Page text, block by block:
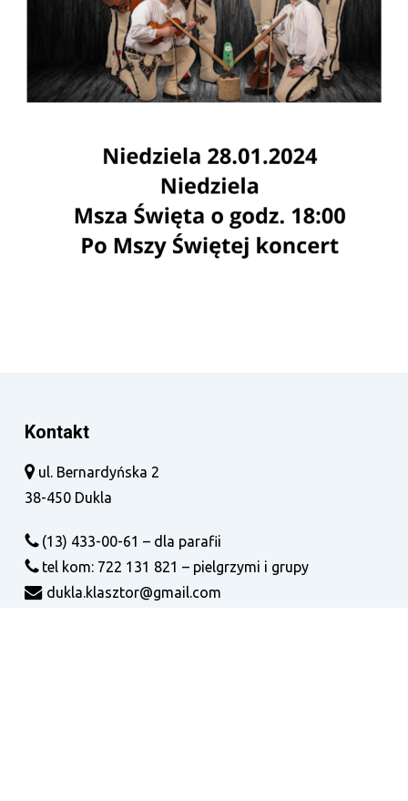
Kontakt
ul. Bernardyńska 2
38-450 Dukla
(13) 433-00-61 – dla parafii
tel kom: 722 131 821 – pielgrzymi i grupy
dukla.klasztor@gmail.com